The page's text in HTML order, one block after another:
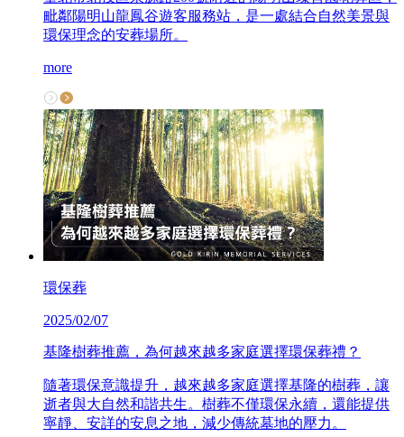
毗鄰陽明山龍鳳谷遊客服務站，是一處結合自然美景與
環保理念的安葬場所。
more
環保葬
2025/02/07
基隆樹葬推薦，為何越來越多家庭選擇環保葬禮？
隨著環保意識提升，越來越多家庭選擇基隆的樹葬，讓
逝者與大自然和諧共生。樹葬不僅環保永續，還能提供
寧靜、安詳的安息之地，減少傳統墓地的壓力。